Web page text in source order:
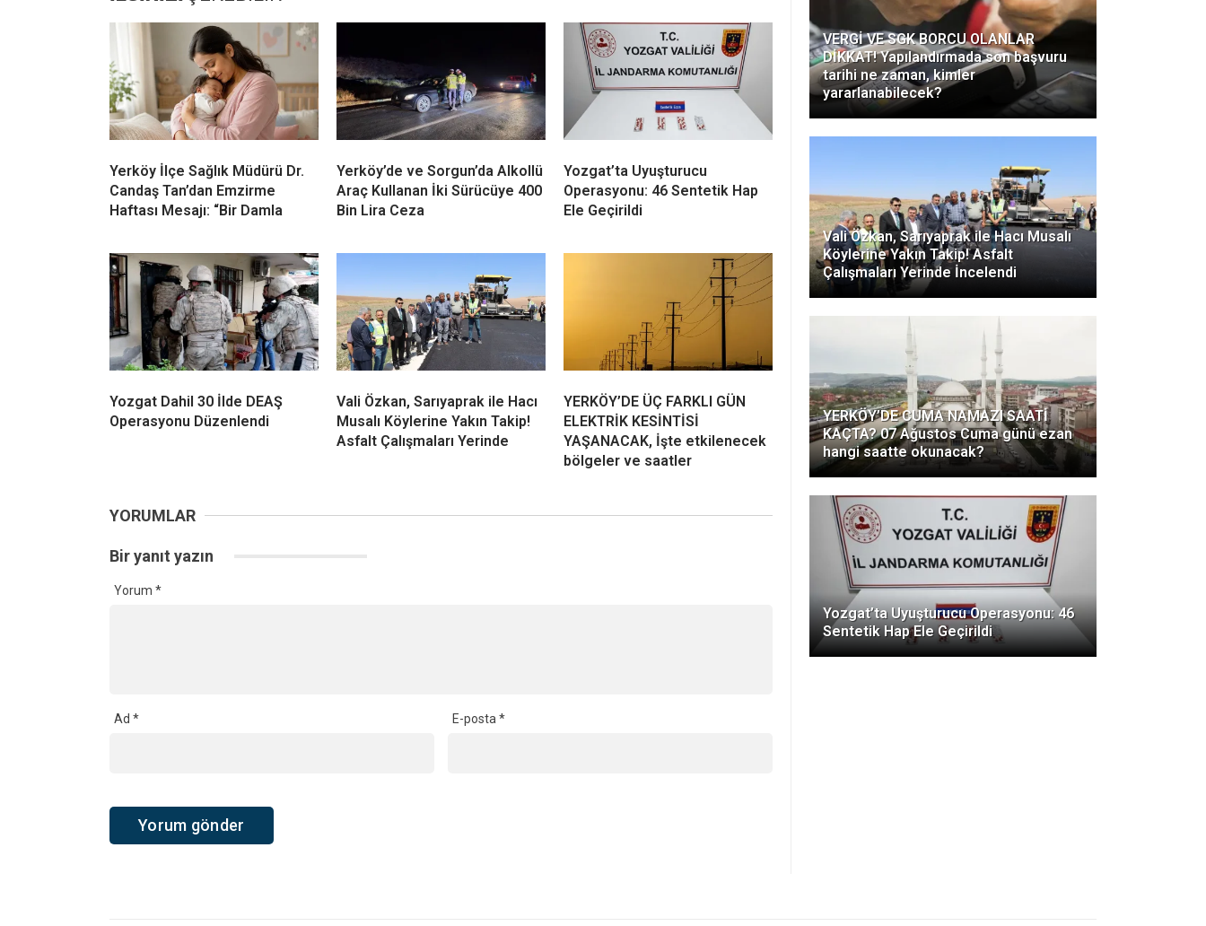
Yerköy İlçe Sağlık Müdürü Dr.
Candaş Tan’dan Emzirme
Haftası Mesajı: “Bir Damla
Yerköy’de ve Sorgun’da Alkollü
Araç Kullanan İki Sürücüye 400
Bin Lira Ceza
Yozgat’ta Uyuşturucu
Operasyonu: 46 Sentetik Hap
Ele Geçirildi
Yozgat Dahil 30 İlde DEAŞ
Operasyonu Düzenlendi
Vali Özkan, Sarıyaprak ile Hacı
Musalı Köylerine Yakın Takip!
Asfalt Çalışmaları Yerinde
YERKÖY’DE ÜÇ FARKLI GÜN
ELEKTRİK KESİNTİSİ
YAŞANACAK, İşte etkilenecek
bölgeler ve saatler
YORUMLAR
Bir yanıt yazın
Yorum *
Ad * E-posta *
VERGİ VE SGK BORCU OLANLAR
DİKKAT! Yapılandırmada son başvuru
tarihi ne zaman, kimler
yararlanabilecek?
Vali Özkan, Sarıyaprak ile Hacı Musalı
Köylerine Yakın Takip! Asfalt
Çalışmaları Yerinde İncelendi
YERKÖY’DE CUMA NAMAZI SAATİ
KAÇTA? 07 Ağustos Cuma günü ezan
hangi saatte okunacak?
Yozgat’ta Uyuşturucu Operasyonu: 46
Sentetik Hap Ele Geçirildi